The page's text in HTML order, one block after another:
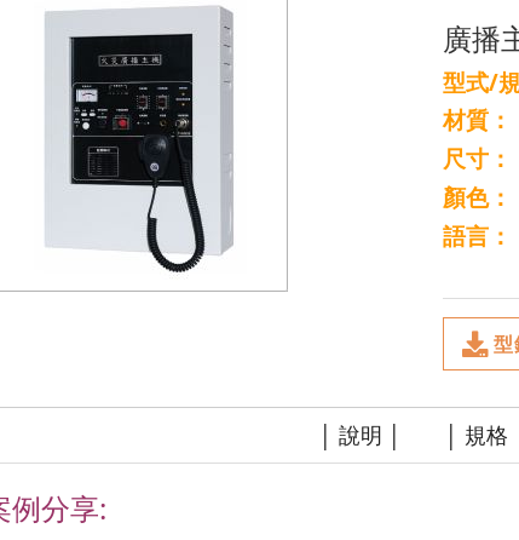
廣播
型式/
材質：
尺寸：
顏色：
語言：
型
│ 說明 │ │ 規格
例分享: